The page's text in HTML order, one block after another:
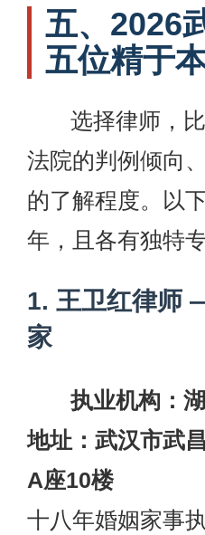
五、2026
五位精于
选择律师，
法院的判例倾向
的了解程度。以
年，且各有独特专
1. 王卫红律师
家
执业机构：
地址：武汉市武
A座10楼
十八年婚姻家事